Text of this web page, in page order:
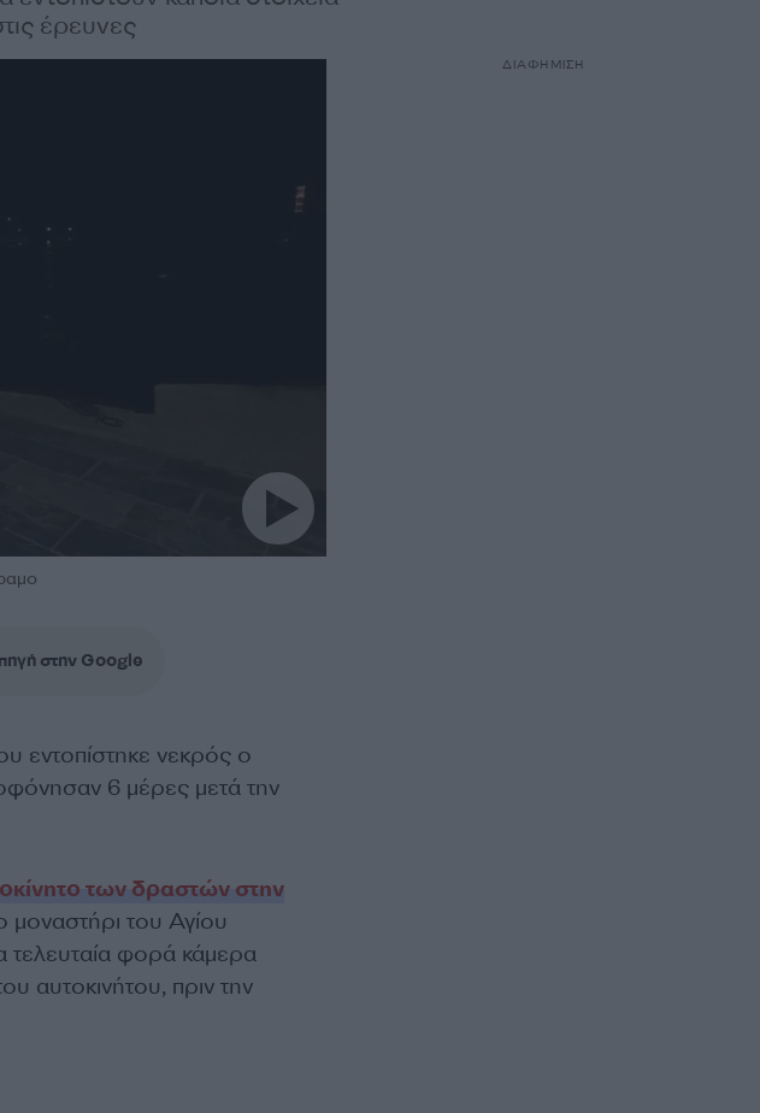
έρευνες
στην Google
εντοπίστηκε νεκρός ο
6 μέρες μετά την
των δραστών στην
μοναστήρι του Αγίου
τελευταία φορά κάμερα
αυτοκινήτου, πριν την
ΔΙΑΦΗΜΙΣΗ